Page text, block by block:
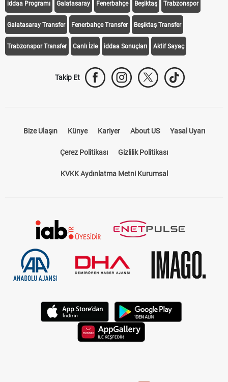
Trabzonspor Transfer Canlı İzle iddaa Sonuçları Aktif Sayaç
Takip Et